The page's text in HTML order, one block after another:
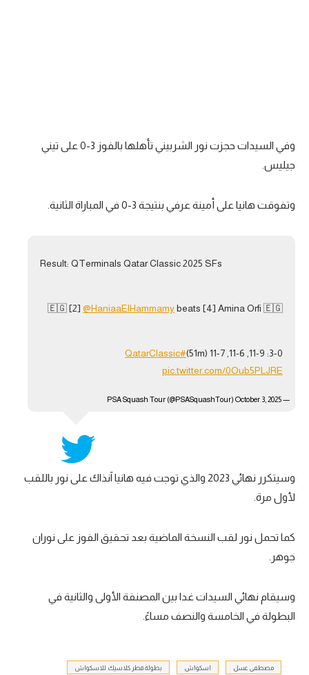
وفي السيدات حجزت نور الشربيني تأهلها بالفوز 3-0 على تيني
جيليس.
وتفوقت هانيا على أمينة عرفي بنتيجة 3-0 في المباراة الثانية.
Result: QTerminals Qatar Classic 2025 SFs
🇪🇬 [2] @HaniaaElHammamybeats [4] Amina Orfi 🇪🇬
3-0: 11-9, 11-6, 11-7 (51m)
#QatarClassic
pic.twitter.com/0Oub5PLJRE
— PSA Squash Tour (@PSASquashTour)
October 3, 2025
وسيتكرر نهائي 2023 والذي توجت فيه هانيا آنذاك على نور باللقب
لأول مرة.
كما تحمل نور لقب النسخة الماضية بعد تحقيق الفوز على نوران
جوهر.
وسيقام نهائي السيدات غدا بين المصنفة الأولى والثانية في
البطولة في الخامسة والنصف مساءً.
مصطفى عسل اسكواش بطولة قطر كلاسيك للاسكواش